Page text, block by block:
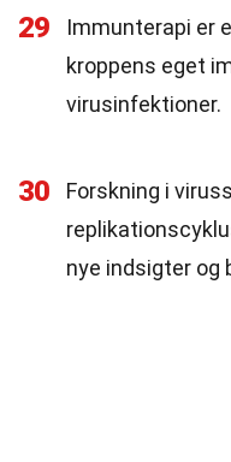
29
Immunterapi er
kroppens eget
virusinfektioner.
30
Forskning i
nye indsigter og